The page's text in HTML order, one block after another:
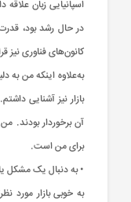
در حال رشد بود،
کانون‌های فناوری نیز
به‌علاوه اینکه من به
بازار نیز آشنایی
آن برخوردار بودند.
برای من است.
• به دنبال یک مشکل
به خوبی بازار مورد